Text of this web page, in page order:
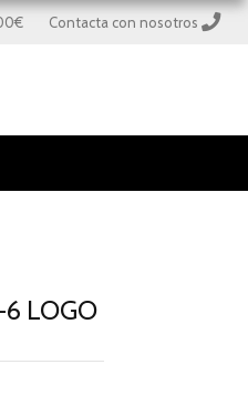
Contacta con nosotros
6 LOGO